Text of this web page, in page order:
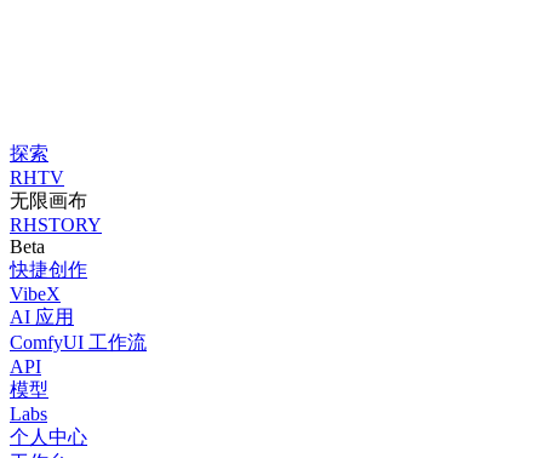
探索
RHTV
无限画布
RHSTORY
Beta
快捷创作
VibeX
AI 应用
ComfyUI 工作流
API
模型
Labs
个人中心